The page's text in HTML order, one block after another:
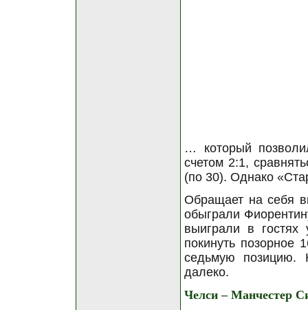
… который
счетом 2:1,
(по 30). Однако
Обращает на себя
обыграли
выиграли в
покинуть позорное
седьмую позицию.
далеко.
Челси – Манчестер